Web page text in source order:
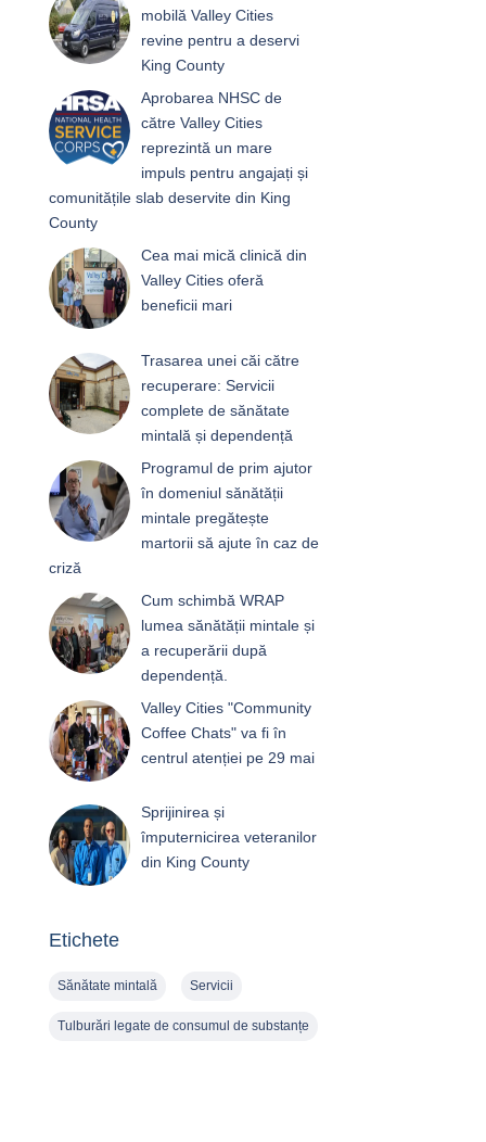
mobilă Valley Cities
revine pentru a deservi
King County
Aprobarea NHSC de
către Valley Cities
reprezintă un mare
impuls pentru angajați și
comunitățile slab deservite din King
County
Cea mai mică clinică din
Valley Cities oferă
beneficii mari
Trasarea unei căi către
recuperare: Servicii
complete de sănătate
mintală și dependență
Programul de prim ajutor
în domeniul sănătății
mintale pregătește
martorii să ajute în caz de
criză
Cum schimbă WRAP
lumea sănătății mintale și
a recuperării după
dependență.
Valley Cities "Community
Coffee Chats" va fi în
centrul atenției pe 29 mai
Sprijinirea și
împuternicirea veteranilor
din King County
Etichete
Sănătate mintală Servicii
Tulburări legate de consumul de substanțe